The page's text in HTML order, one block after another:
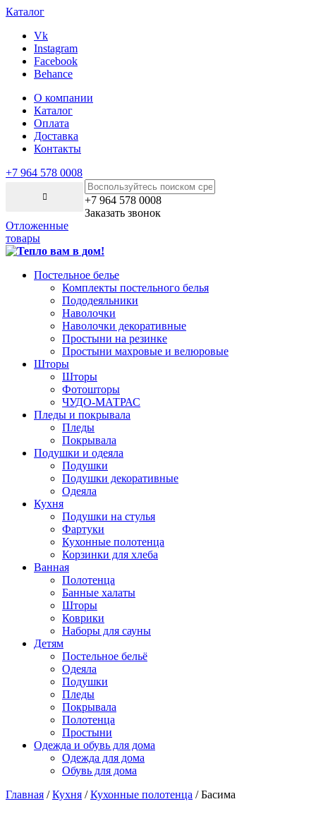
Каталог
Vk
Instagram
Facebook
Behance
О компании
Каталог
Оплата
Доставка
Контакты
+7 964 578 0008
+7 964 578 0008
Заказать звонок
Отложенные
товары
Постельное белье
Комплекты постельного белья
Пододеяльники
Наволочки
Наволочки декоративные
Простыни на резинке
Простыни махровые и велюровые
Шторы
Шторы
Фотошторы
ЧУДО-МАТРАС
Пледы и покрывала
Пледы
Покрывала
Подушки и одеяла
Подушки
Подушки декоративные
Одеяла
Кухня
Подушки на стулья
Фартуки
Кухонные полотенца
Корзинки для хлеба
Ванная
Полотенца
Банные халаты
Шторы
Коврики
Наборы для сауны
Детям
Постельное бельё
Одеяла
Подушки
Пледы
Покрывала
Полотенца
Простыни
Одежда и обувь для дома
Одежда для дома
Обувь для дома
Главная /Кухня /Кухонные полотенца / Басима